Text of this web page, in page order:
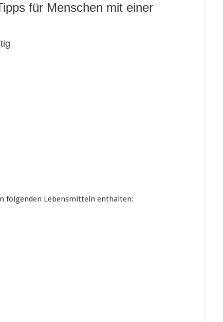
für Menschen mit einer
folgenden Lebensmitteln enthalten: